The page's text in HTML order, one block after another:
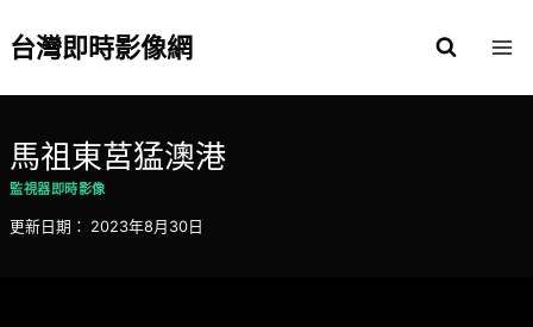
to台灣即時影像網
馬祖東莒猛澳港
監視器即時影像
更新日期： 2023年8月30日